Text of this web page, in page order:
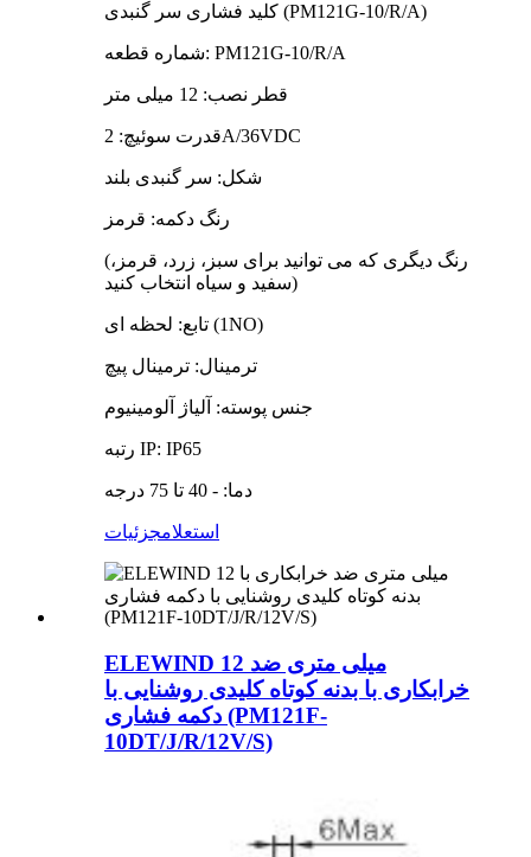
کلید فشاری سر گنبدی (PM121G-10/R/A)
شماره قطعه: PM121G-10/R/A
قطر نصب: 12 میلی متر
قدرت سوئیچ: 2A/36VDC
شکل: سر گنبدی بلند
رنگ دکمه: قرمز
(رنگ دیگری که می توانید برای سبز، زرد، قرمز،
سفید و سیاه انتخاب کنید)
تابع: لحظه ای (1NO)
ترمینال: ترمینال پیچ
جنس پوسته: آلیاژ آلومینیوم
رتبه IP: IP65
دما: - 40 تا 75 درجه
استعلامجزئیات
ELEWIND 12 میلی متری ضد
خرابکاری با بدنه کوتاه کلیدی روشنایی با
دکمه فشاری (PM121F-
10DT/J/R/12V/S)